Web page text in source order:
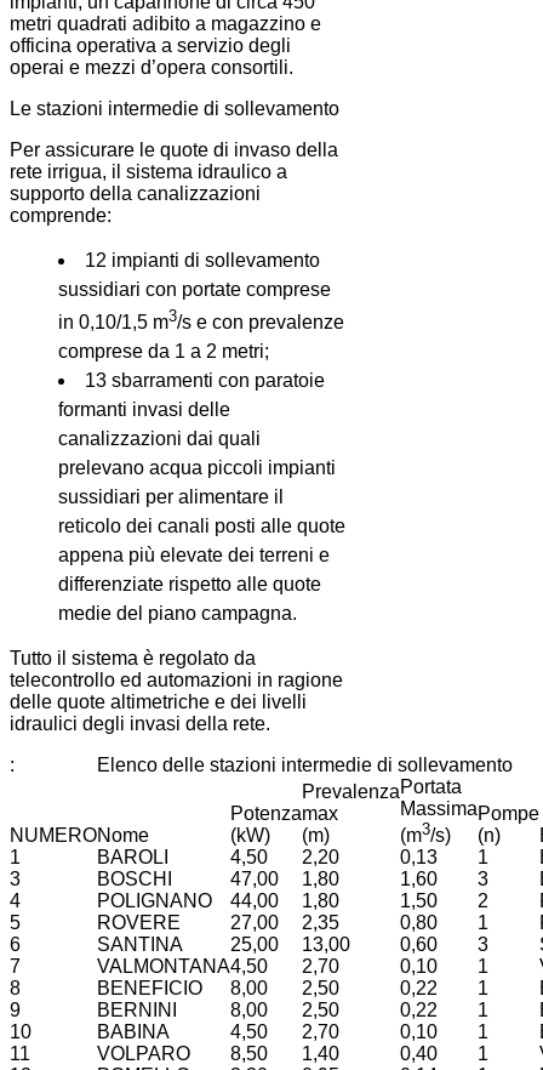
metri quadrati adibito a magazzino e
officina operativa a servizio degli
operai e mezzi d’opera consortili.
Le stazioni intermedie di sollevamento
Per assicurare le quote di invaso della
rete irrigua, il sistema idraulico a
supporto della canalizzazioni
comprende:
12 impianti di sollevamento
sussidiari con portate comprese
in 0,10/1,5 m3/s e con prevalenze
comprese da 1 a 2 metri;
13 sbarramenti con paratoie
formanti invasi delle
canalizzazioni dai quali
prelevano acqua piccoli impianti
sussidiari per alimentare il
reticolo dei canali posti alle quote
appena più elevate dei terreni e
differenziate rispetto alle quote
medie del piano campagna.
Tutto il sistema è regolato da
telecontrollo ed automazioni in ragione
delle quote altimetriche e dei livelli
idraulici degli invasi della rete.
:
Elenco delle stazioni intermedie di sollevamento
NUMERONome
Potenza
(kW)
Prevalenza
max
(m)
Portata
Massima
(m3/s)
Pompe
(n)
1
BAROLI 4,50 2,20 0,13 1
3
BOSCHI 47,00 1,80 1,60 3
4
POLIGNANO 44,00 1,80 1,50 2
5
ROVERE 27,00 2,35 0,80 1
6
SANTINA 25,00 13,00 0,60 3
7
VALMONTANA4,50 2,70 0,10 1
8
BENEFICIO 8,00 2,50 0,22 1
9
BERNINI 8,00 2,50 0,22 1
10
BABINA 4,50 2,70 0,10 1
11
VOLPARO 8,50 1,40 0,40 1